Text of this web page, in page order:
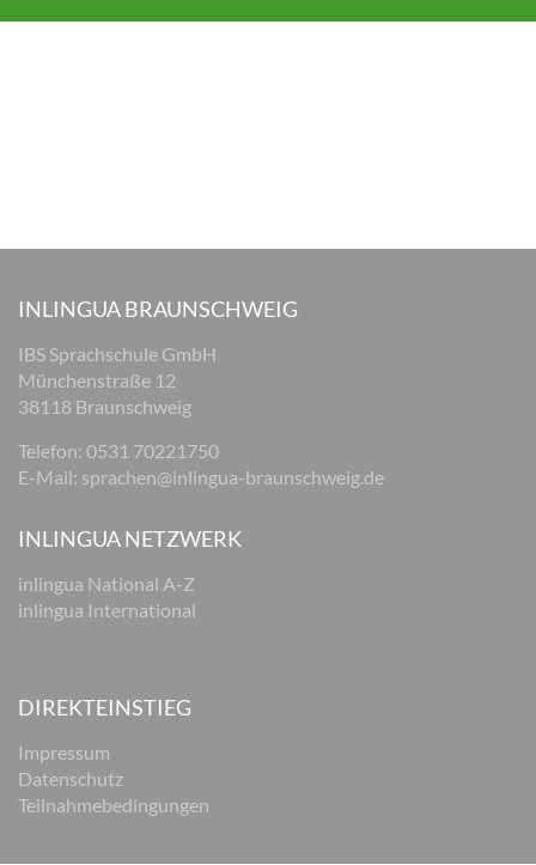
INLINGUA BRAUNSCHWEIG
IBS Sprachschule GmbH
Münchenstraße 12
38118 Braunschweig
Telefon: 0531 70221750
E-Mail: sprachen@inlingua-braunschweig.de
INLINGUA NETZWERK
inlingua National A-Z
inlingua International
DIREKTEINSTIEG
Impressum
Datenschutz
Teilnahmebedingungen